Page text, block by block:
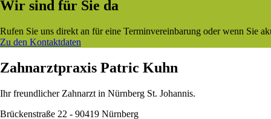
Wir sind für Sie da
Rufen Sie uns direkt an für eine Terminvereinbarung oder wenn Sie
Zu den Kontaktdaten
Zahnarztpraxis Patric Kuhn
Ihr freundlicher Zahnarzt in Nürnberg St. Johannis.
Brückenstraße 22 - 90419 Nürnberg